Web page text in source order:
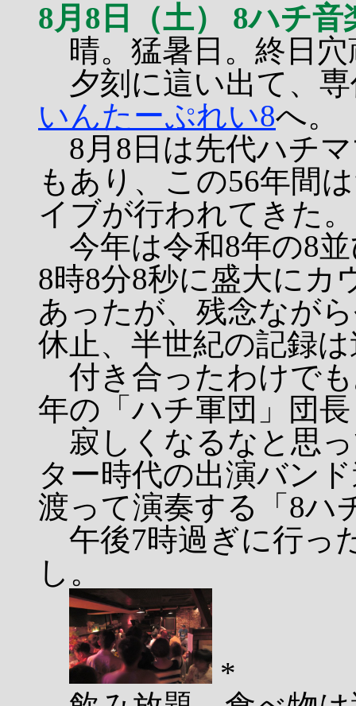
8月8日（土） 8ハチ音
晴。猛暑日。終日穴
夕刻に這い出て、
いんたーぷれい8へ。
8月8日は先代ハチ
もあり、この56年間
イブが行われてきた。
今年は令和8年の8
8時8分8秒に盛大に
あったが、残念なが
休止、半世紀の記録
付き合ったわけで
年の「ハチ軍団」団
寂しくなるなと思
ター時代の出演バン
渡って演奏する「8ハ
午後7時過ぎに行っ
し。
*